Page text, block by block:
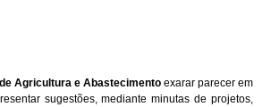
Agricultura e Abastecimento exarar parecer em
sugestões, mediante minutas de projetos,